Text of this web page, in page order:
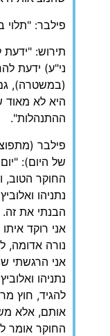
פילבר: "תלוי
תירוש:
(במשטרה),
היא לא מאוד
ההתנהלות".
פילבר
של היום):
החוקר הטוב,
נתניהו
הבנתי את זה.
אני רוקד
נורה אדומה,
אני הרגשתי
נתניהו
להגיד, חוץ
אותם, אלא
החוקר אומר